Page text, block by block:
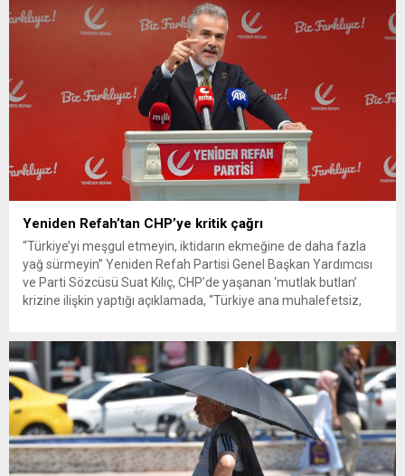
Yeniden Refah’tan CHP’ye kritik çağrı
“Türkiye’yi meşgul etmeyin, iktidarın ekmeğine de daha fazla
yağ sürmeyin” Yeniden Refah Partisi Genel Başkan Yardımcısı
ve Parti Sözcüsü Suat Kılıç, CHP’de yaşanan ‘mutlak butlan’
krizine ilişkin yaptığı açıklamada, “Türkiye ana muhalefetsiz,
olun. Türkiye’yi...